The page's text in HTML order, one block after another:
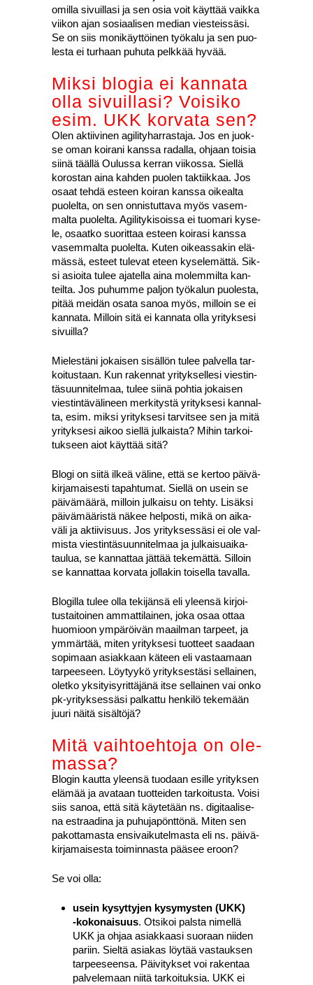
omil­la sivuil­la­si ja sen osia voit käyt­tää vaik­ka
vii­kon ajan sosi­aa­li­sen median vies­teis­sä­si.
Se on siis moni­käyt­töi­nen työ­ka­lu ja sen puo­
les­ta ei tur­haan puhu­ta pelk­kää hyvää.
Mik­si blo­gia ei kan­na­ta
olla sivuil­la­si? Voi­si­ko
esim. UKK kor­va­ta sen?
Olen aktii­vi­nen agi­li­ty­har­ras­ta­ja. Jos en juok­
se oman koi­ra­ni kans­sa radal­la, ohjaan toi­sia
sii­nä tääl­lä Oulus­sa ker­ran vii­kos­sa. Siel­lä
koros­tan aina kah­den puo­len tak­tiik­kaa. Jos
osaat teh­dä esteen koi­ran kans­sa oikeal­ta
puo­lel­ta, on sen onnis­tut­ta­va myös vasem­
mal­ta puo­lel­ta. Agi­li­ty­ki­sois­sa ei tuo­ma­ri kyse­
le, osaat­ko suo­rit­taa esteen koi­ra­si kans­sa
vasem­mal­ta puo­lel­ta. Kuten oikeas­sa­kin elä­
mäs­sä, esteet tule­vat eteen kyse­le­mät­tä. Sik­
si asioi­ta tulee aja­tel­la aina molem­mil­ta kan­
teil­ta. Jos puhum­me pal­jon työ­ka­lun puo­les­ta,
pitää mei­dän osa­ta sanoa myös, mil­loin se ei
kan­na­ta. Mil­loin sitä ei kan­na­ta olla yri­tyk­se­si
sivuil­la?
Mie­les­tä­ni jokai­sen sisäl­lön tulee pal­vel­la tar­
koi­tus­taan. Kun raken­nat yri­tyk­sel­le­si vies­tin­
tä­suun­ni­tel­maa, tulee sii­nä poh­tia jokai­sen
vies­tin­tä­vä­li­neen mer­ki­tys­tä yri­tyk­se­si kan­nal­
ta, esim. mik­si yri­tyk­se­si tar­vit­see sen ja mitä
yri­tyk­se­si aikoo siel­lä jul­kais­ta? Mihin tar­koi­
tuk­seen aiot käyt­tää sitä?
Blo­gi on sii­tä ilkeä väli­ne, että se ker­too päi­vä­
kir­ja­mai­ses­ti tapah­tu­mat. Siel­lä on usein se
päi­vä­mää­rä, mil­loin jul­kai­su on teh­ty. Lisäk­si
päi­vä­mää­ris­tä näkee hel­pos­ti, mikä on aika­
vä­li ja aktii­vi­suus. Jos yri­tyk­ses­sä­si ei ole val­
mis­ta vies­tin­tä­suun­ni­tel­maa ja jul­kai­suai­ka­
tau­lua, se kan­nat­taa jät­tää teke­mät­tä. Sil­loin
se kan­nat­taa kor­va­ta jol­la­kin toi­sel­la taval­la.
Blo­gil­la tulee olla teki­jän­sä eli yleen­sä kir­joi­
tus­tai­toi­nen ammat­ti­lai­nen, joka osaa ottaa
huo­mioon ympä­röi­vän maa­il­man tar­peet, ja
ymmär­tää, miten yri­tyk­se­si tuot­teet saa­daan
sopi­maan asiak­kaan käteen eli vas­taa­maan
tar­pee­seen. Löy­tyy­kö yri­tyk­ses­tä­si sel­lai­nen,
olet­ko yksi­tyis­yrit­tä­jä­nä itse sel­lai­nen vai onko
pk-yri­tyk­ses­sä­si pal­kat­tu hen­ki­lö teke­mään
juu­ri näi­tä sisäl­tö­jä?
Mitä vaih­toeh­to­ja on ole­
mas­sa?
Blo­gin kaut­ta yleen­sä tuo­daan esil­le yri­tyk­sen
elä­mää ja ava­taan tuot­tei­den tar­koi­tus­ta. Voi­si
siis sanoa, että sitä käy­te­tään ns. digi­taa­li­se­
na estraa­di­na ja puhu­ja­pönt­tö­nä. Miten sen
pakot­ta­mas­ta ensi­vai­ku­tel­mas­ta eli ns. päi­vä­
kir­ja­mai­ses­ta toi­min­nas­ta pää­see eroon?
Se voi olla:
usein kysyt­ty­jen kysy­mys­ten (UKK)
‑koko­nai­suus. Otsi­koi pals­ta nimel­lä
UKK ja ohjaa asiak­kaa­si suo­raan nii­den
pariin. Siel­tä asia­kas löy­tää vas­tauk­sen
tar­pee­seen­sa. Päi­vi­tyk­set voi raken­taa
pal­ve­le­maan nii­tä tar­koi­tuk­sia. UKK ei